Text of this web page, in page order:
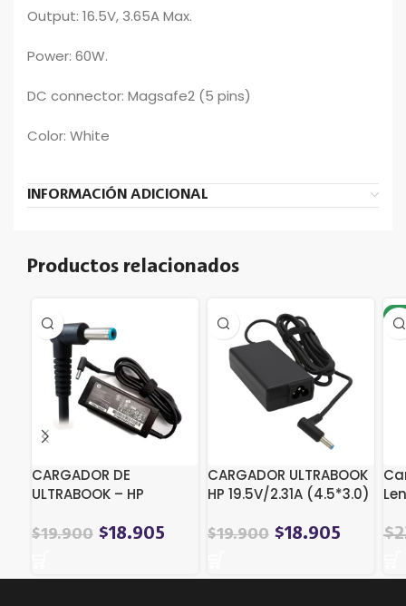
Output: 16.5V, 3.65A Max.
Power: 60W.
DC connector: Magsafe2 (5 pins)
Color: White
INFORMACIÓN ADICIONAL
Productos relacionados
CARGADOR DE
ULTRABOOK – HP
4.5*3.0)
$19.900 $18.905
CARGADOR ULTRABOOK
HP 19.5V/2.31A (4.5*3.0)
$19.900 $18.905
-
El
$